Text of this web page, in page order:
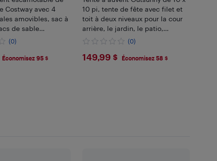
Costway avec 4
amovibles, sac à
de sable
(0)
Économisez 95 $
10 pi, tente de fête avec filet et
toit à deux niveaux pour la cour
arrière, le jardin, le patio,
l'extérieur, gris(0)
$149.99
149,99 $ Économisez 58 $